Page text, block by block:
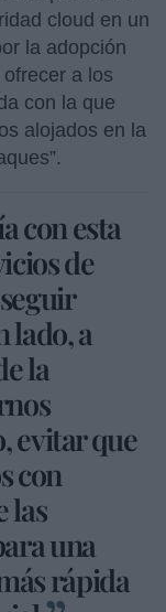
cloud en un
la adopción
a los
con la que
alojados en la
con esta
de
lado, a
la
evitar que
con
las
una
rápida